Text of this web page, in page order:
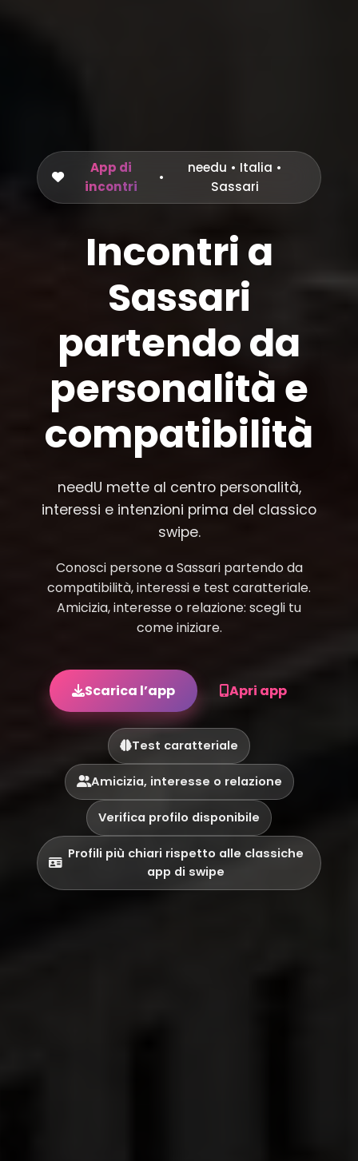
App di
incontri
•
needu • Italia •
Sassari
Incontri a
Sassari
partendo da
personalità e
compatibilità
needU mette al centro personalità,
interessi e intenzioni prima del classico
swipe.
Conosci persone a Sassari partendo da
compatibilità, interessi e test caratteriale.
Amicizia, interesse o relazione: scegli tu
come iniziare.
Scarica l’app Apri app
Test caratteriale
Amicizia, interesse o relazione
Verifica profilo disponibile
Profili più chiari rispetto alle classiche
app di swipe